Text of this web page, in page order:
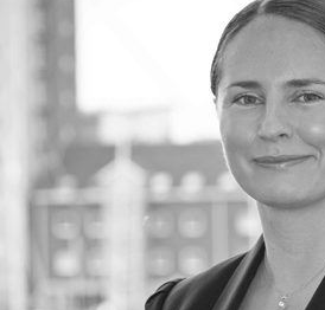
James
Freddie
Joshua Dean
Jon Tarrant
Caitlin Brazel
Gwenno
Daisy O’Hagan
Emily Bennett